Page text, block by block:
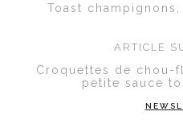
Toast
ARTICLE
Croquettes de chou-
petite sauce